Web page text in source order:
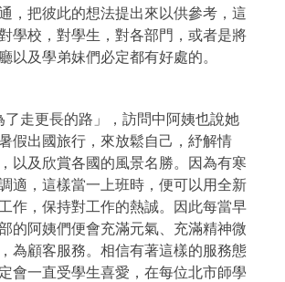
，把彼此的想法提出來以供參考，這
學校，對學生，對各部門，或者是將
以及學弟妹們必定都有好處的。
走更長的路」，訪問中阿姨也說她
假出國旅行，來放鬆自己，紓解情
以及欣賞各國的風景名勝。因為有寒
適，這樣當一上班時，便可以用全新
作，保持對工作的熱誠。因此每當早
的阿姨們便會充滿元氣、充滿精神微
為顧客服務。相信有著這樣的服務態
會一直受學生喜愛，在每位北市師學